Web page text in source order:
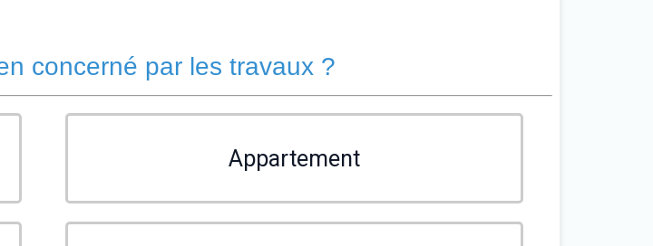
concerné par les travaux ?
Appartement